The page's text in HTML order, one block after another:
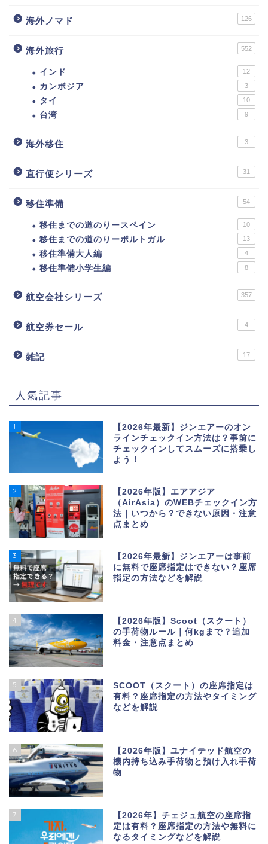
海外ノマド 126
海外旅行 552
インド 12
カンボジア 3
タイ 10
台湾 9
海外移住 3
直行便シリーズ 31
移住準備 54
移住までの道のりースペイン 10
移住までの道のりーポルトガル 13
移住準備大人編 4
移住準備小学生編 8
航空会社シリーズ 357
航空券セール 4
雑記 17
人氣記事
1
【2026年最新】ジンエアーのオン
ラインチェックイン方法は？事前に
チェックインしてスムーズに搭乗し
よう！
2
【2026年版】エアアジア
（AirAsia）のWEBチェックイン方
法｜いつから？できない原因・注意
点まとめ
3
【2026年最新】ジンエアーは事前
に無料で座席指定はできない？座席
指定の方法などを解説
4
【2026年版】Scoot（スクート）
の手荷物ルール｜何kgまで？追加
料金・注意点まとめ
5
SCOOT（スクート）の座席指定は
有料？座席指定の方法やタイミング
などを解説
6
【2026年版】ユナイテッド航空の
機内持ち込み手荷物と預け入れ手荷
物
7
【2026年】チェジュ航空の座席指
定は有料？座席指定の方法や無料に
なるタイミングなどを解説